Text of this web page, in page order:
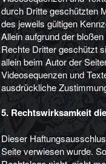
durch Dritte geschützten
des jeweils gültigen
Allein aufgrund der
Rechte Dritter geschützt
allein beim Autor der
Videosequenzen und
ausdrückliche
5. Rechtswirksamkeit
Dieser
Seite verwiesen wurde.